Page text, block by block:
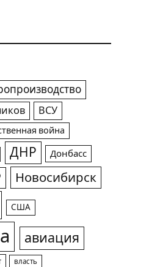
ВСУ
война
ДНР Донбасс
Новосибирск
США
авиация
власть